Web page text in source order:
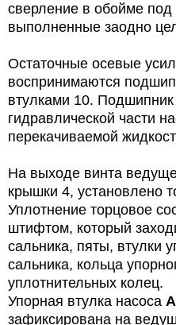
сверление в обойме
выполненные заодно
Остаточные осевые
воспринимаются
втулками 10.
гидравлической части
перекачиваемой
На выходе винта
крышки 4, установлено
Уплотнение торцовое
штифтом, который
сальника, пяты, втулки
сальника, кольца
уплотнительных колец.
Упорная втулка насоса
зафиксирована на